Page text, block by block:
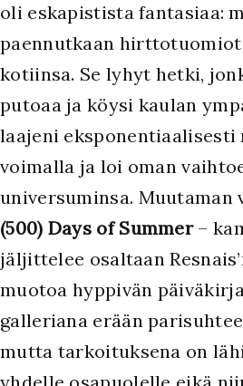
oli eskapistista fantasiaa:
paennutkaan
kotiinsa. Se lyhyt hetki,
putoaa ja köysi kaulan
laajeni
voimalla ja loi oman
universuminsa. Muutaman
(500) Days of Summer–
jäljittelee osaltaan
muotoa hyppivän
galleriana erään
mutta tarkoituksena on